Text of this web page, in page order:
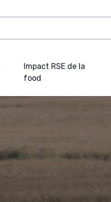
Impact RSE de la
food